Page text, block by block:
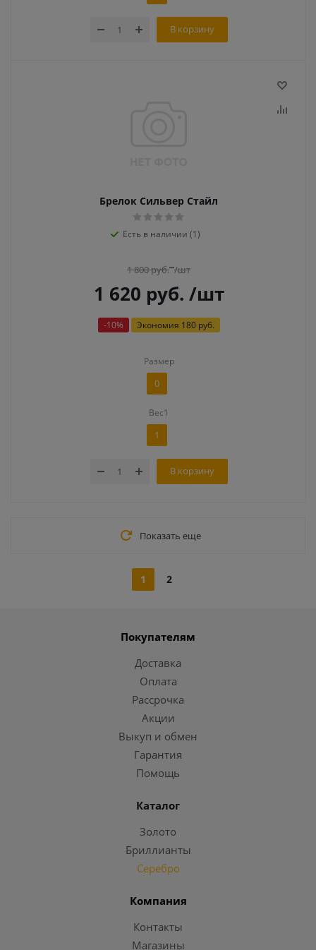
В корзину
Брелок Сильвер Стайл
Есть в наличии (1)
1 800руб. /шт
1 620 руб. /шт
-10% Экономия 180 руб.
Размер
0
Вес1
1
В корзину
Показать еще
1 2
Покупателям
Доставка
Оплата
Рассрочка
Акции
Выкуп и обмен
Гарантия
Помощь
Каталог
Золото
Бриллианты
Серебро
Компания
Контакты
Магазины